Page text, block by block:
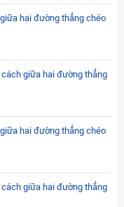
hai đường thẳng chéo
cách giữa hai đường thẳng
hai đường thẳng chéo
cách giữa hai đường thẳng